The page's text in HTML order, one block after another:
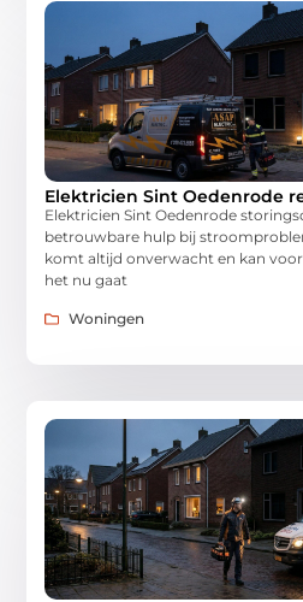
Elektricien Sint Oedenrode
Elektricien Sint Oedenrode
betrouwbare hulp bij
komt altijd onverwacht en kan
het nu gaat
Woningen